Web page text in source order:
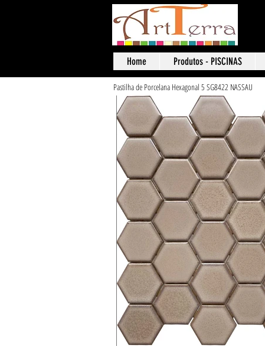
Home Produtos - PISCINAS
Pastilha de Porcelana Hexagonal 5 SG8422 NASSAU